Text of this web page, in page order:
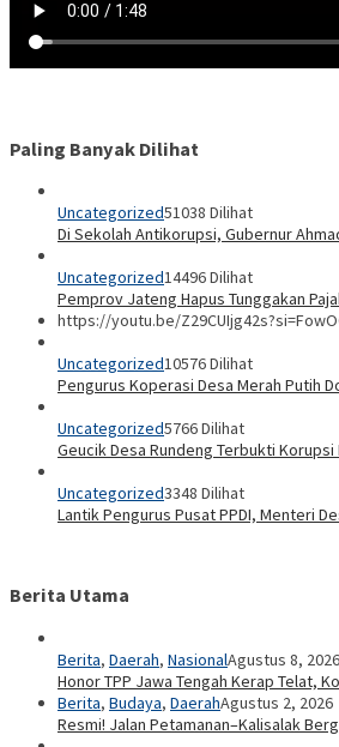
Paling Banyak Dilihat
Uncategorized51038 Dilihat
Di Sekolah Antikorupsi, Gubernur
Uncategorized14496 Dilihat
Pemprov Jateng Hapus Tunggakan
https://youtu.be/
Uncategorized10576 Dilihat
Pengurus Koperasi Desa Merah Putih
Uncategorized5766 Dilihat
Geucik Desa Rundeng Terbukti
Uncategorized3348 Dilihat
Lantik Pengurus Pusat PPDI, Menteri
Berita Utama
Berita, Daerah, NasionalAgustus 8, 2026
Honor TPP Jawa Tengah Kerap Telat,
Berita, Budaya, DaerahAgustus 2, 2026
Resmi! Jalan Petamanan–Kalisalak